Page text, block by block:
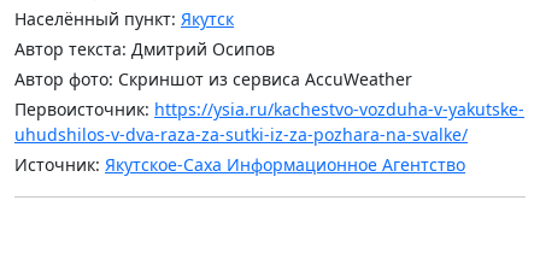
Населённый пункт: Якутск
Автор текста: Дмитрий Осипов
Автор фото: Скриншот из сервиса AccuWeather
Первоисточник: https://ysia.ru/kachestvo-vozduha-v-yakutske-
uhudshilos-v-dva-raza-za-sutki-iz-za-pozhara-na-svalke/
Источник: Якутское-Саха Информационное Агентство